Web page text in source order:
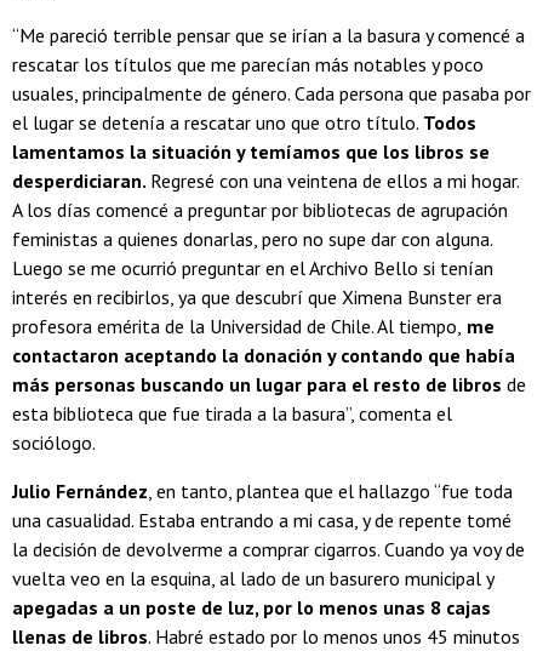
“Me pareció terrible pensar que se irían a la basura y comencé a
rescatar los títulos que me parecían más notables y poco
usuales, principalmente de género. Cada persona que pasaba por
el lugar se detenía a rescatar uno que otro título. Todos
lamentamos la situación y temíamos que los libros se
desperdiciaran. Regresé con una veintena de ellos a mi hogar.
A los días comencé a preguntar por bibliotecas de agrupación
feministas a quienes donarlas, pero no supe dar con alguna.
Luego se me ocurrió preguntar en el Archivo Bello si tenían
interés en recibirlos, ya que descubrí que Ximena Bunster era
profesora emérita de la Universidad de Chile. Al tiempo, me
contactaron aceptando la donación y contando que había
más personas buscando un lugar para el resto de libros de
esta biblioteca que fue tirada a la basura”, comenta el
sociólogo.
Julio Fernández , en tanto, plantea que el hallazgo “fue toda
una casualidad. Estaba entrando a mi casa, y de repente tomé
la decisión de devolverme a comprar cigarros. Cuando ya voy de
vuelta veo en la esquina, al lado de un basurero municipal y
apegadas a un poste de luz, por lo menos unas 8 cajas
llenas de libros. Habré estado por lo menos unos 45 minutos